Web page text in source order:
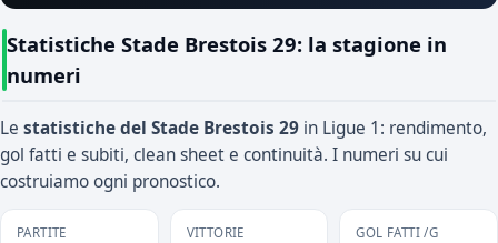
Statistiche Stade Brestois 29: la stagione in
numeri
Le statistiche del Stade Brestois 29 in Ligue 1: rendimento,
gol fatti e subiti, clean sheet e continuità. I numeri su cui
costruiamo ogni pronostico.
PARTITE VITTORIE GOL FATTI /G